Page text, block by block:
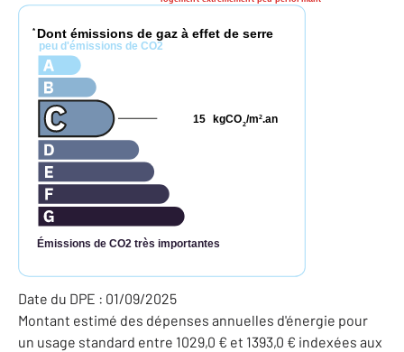
* Dont émissions de gaz à effet de serre
peu d'émissions de CO2
Émissions de CO2 très importantes
kgCO2/m2.an
15
Date du DPE : 01/09/2025
Montant estimé des dépenses annuelles d'énergie pour
un usage standard entre 1029,0 € et 1393,0 € indexées aux